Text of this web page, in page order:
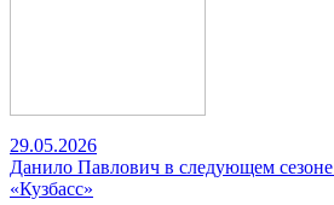
29.05.2026
Данило Павлович в следующем сезоне
«Кузбасс»